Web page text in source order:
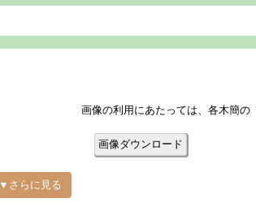
▼さらに見る
画像の利用にあたっては、各木簡
画像ダウンロード